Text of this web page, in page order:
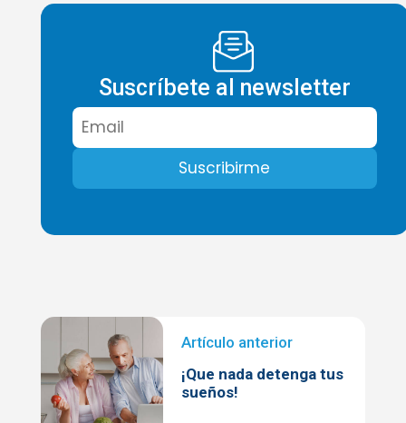
Suscríbete al newsletter
¡Que nada detenga tus
sueños!